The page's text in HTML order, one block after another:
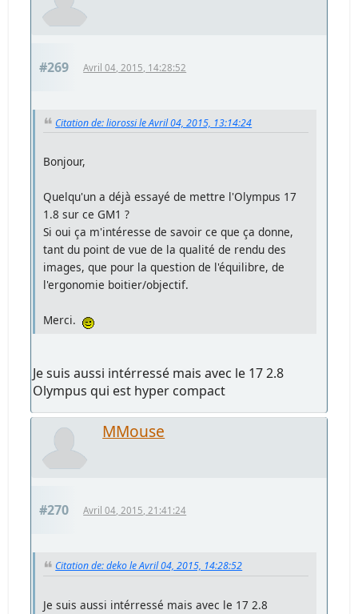
#269 Avril 04, 2015, 14:28:52
Citation de: liorossi le Avril 04, 2015, 13:14:24
Bonjour,
Quelqu'un a déjà essayé de mettre l'Olympus 17
1.8 sur ce GM1 ?
Si oui ça m'intéresse de savoir ce que ça donne,
tant du point de vue de la qualité de rendu des
images, que pour la question de l'équilibre, de
l'ergonomie boitier/objectif.
Merci.
Je suis aussi intérressé mais avec le 17 2.8
Olympus qui est hyper compact
MMouse
#270 Avril 04, 2015, 21:41:24
Citation de: deko le Avril 04, 2015, 14:28:52
Je suis aussi intérressé mais avec le 17 2.8